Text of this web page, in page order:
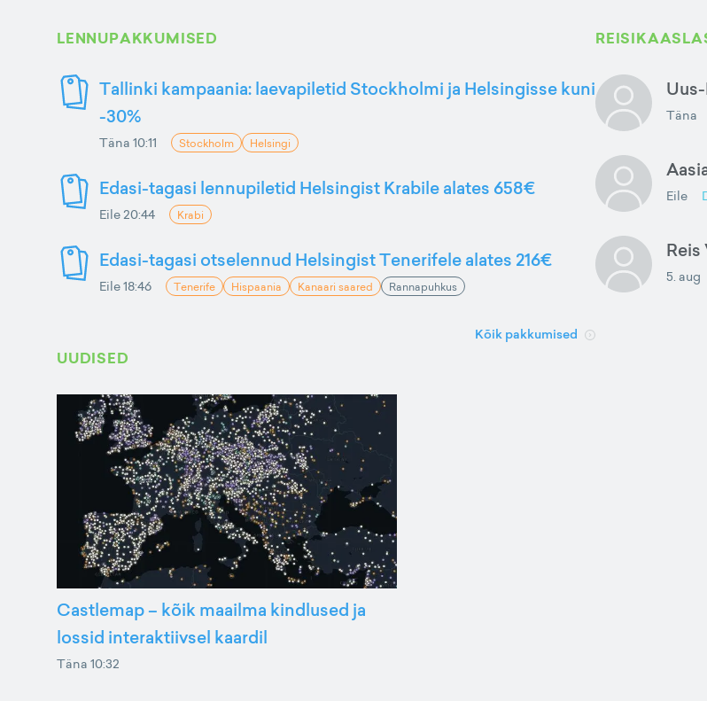
LENNUPAKKUMISED
Tallinki kampaania: laevapiletid Stockholmi ja Helsingisse kuni
-30%
Täna 10:11 Stockholm Helsingi
Edasi-tagasi lennupiletid Helsingist Krabile alates 658€
Eile 20:44 Krabi
Edasi-tagasi otselennud Helsingist Tenerifele alates 216€
Eile 18:46 Tenerife Hispaania Kanaari saared Rannapuhkus
Kõik pakkumised
Täna
Eile
5. aug
UUDISED
Castlemap – kõik maailma kindlused ja
lossid interaktiivsel kaardil
Täna 10:32